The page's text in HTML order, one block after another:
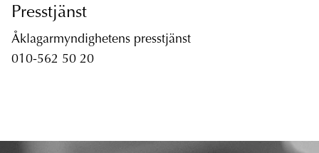
Presstjänst
Åklagarmyndighetens presstjänst
010-562 50 20